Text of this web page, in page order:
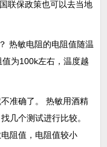
联保政策也可以去当地
热敏电阻的电阻值随温
为100k左右，温度越
准确了。 热敏用酒精
几个测试进行比较。
阻值，电阻值较小